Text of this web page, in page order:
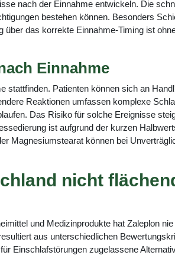
nach der Einnahme entwickeln. Die
bestehen können. Besonders
das korrekte Einnahme-Timing ist
Einnahme
stattfinden. Patienten können sich an
Reaktionen umfassen komplexe
Das Risiko für solche Ereignisse
ist aufgrund der kurzen
Magnesiumstearat können bei
nicht
und Medizinprodukte hat Zaleplon
aus unterschiedlichen
Einschlafstörungen zugelassene